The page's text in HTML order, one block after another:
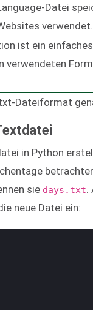
Datei
verwendet.
ist ein
verwendeten
Dateiformat
in Python
sie days.txt.
neue Datei ein: